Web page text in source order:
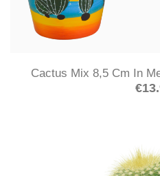
Cactus Mix 8,5 Cm In
€